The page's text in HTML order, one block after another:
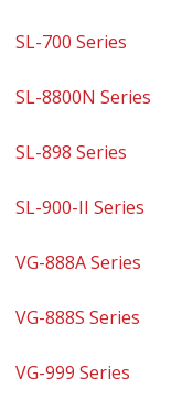
SL-700 Series
SL-8800N Series
SL-898 Series
SL-900-II Series
VG-888A Series
VG-888S Series
VG-999 Series